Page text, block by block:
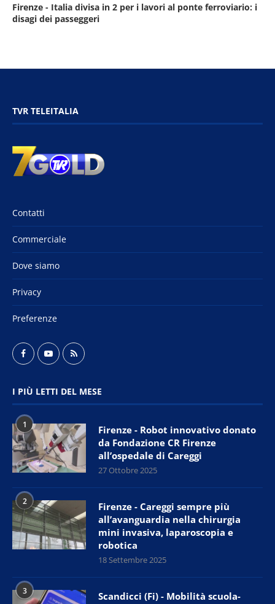
Firenze - Italia divisa in 2 per i lavori al ponte ferroviario: i
disagi dei passeggeri
TVR TELEITALIA
Contatti
Commerciale
Dove siamo
Privacy
Preferenze
I PIÙ LETTI DEL MESE
1
Firenze - Robot innovativo donato
da Fondazione CR Firenze
all’ospedale di Careggi
27 Ottobre 2025
2
Firenze - Careggi sempre più
all’avanguardia nella chirurgia
mini invasiva, laparoscopia e
robotica
18 Settembre 2025
3
Scandicci (Fi) - Mobilità scuola-